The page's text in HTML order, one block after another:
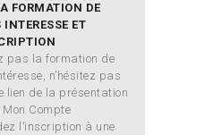
FORMATION DE
INTERESSE ET
pas la formation de
n’hésitez pas
lien de la présentation
Compte
l’inscription à une